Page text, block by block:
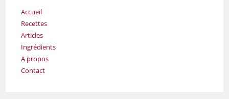
Accueil
Recettes
Articles
Ingrédients
A propos
Contact